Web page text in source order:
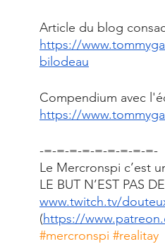
Article du blog
https://
bilodeau
Compendium avec
https://
-=-=-=-=-=-=-=-=-=-
Le Mercronspi c’est
LE BUT N’EST PAS
www.twitch.tv/
(https://
#mercronspi #realitay